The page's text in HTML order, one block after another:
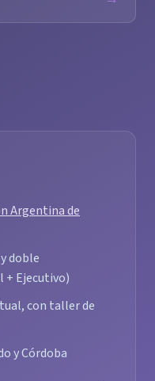
Argentina de
doble
+ Ejecutivo)
con taller de
y Córdoba